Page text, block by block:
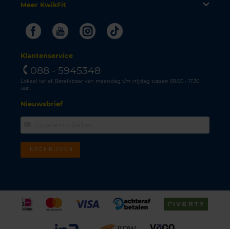
Meer KwikFit
FacebookYoutubeInstagram
Tiktok
Klantenservice
088 - 5945348
Lokaal tarief. Bereikbaar van maandag t/m vrijdag tussen 08.00 - 17.30
uur.
Nieuwsbrief
INSCHRIJVEN